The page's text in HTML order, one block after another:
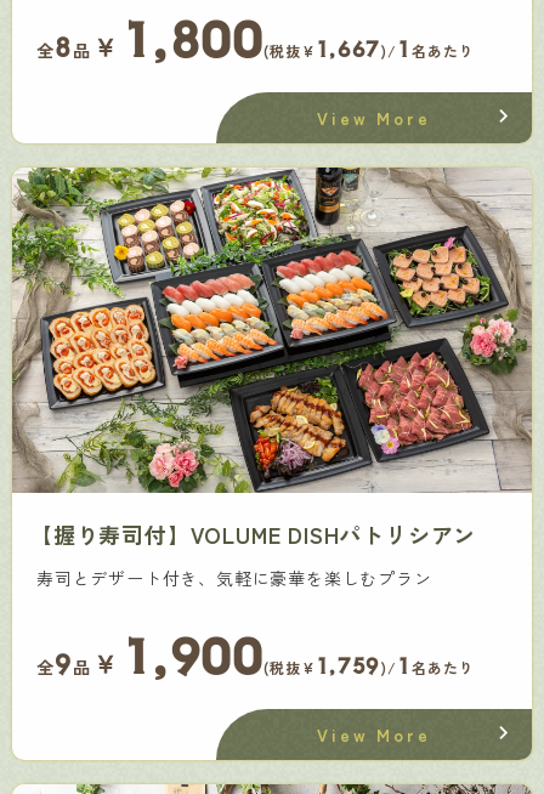
全8品 ￥ 1,800(税抜¥ 1,667)/ 1 名あたり
View More
【握り寿司付】VOLUME DISHパトリシアン
寿司とデザート付き、気軽に豪華を楽しむプラン
全9品 ￥ 1,900(税抜¥ 1,759)/ 1 名あたり
View More